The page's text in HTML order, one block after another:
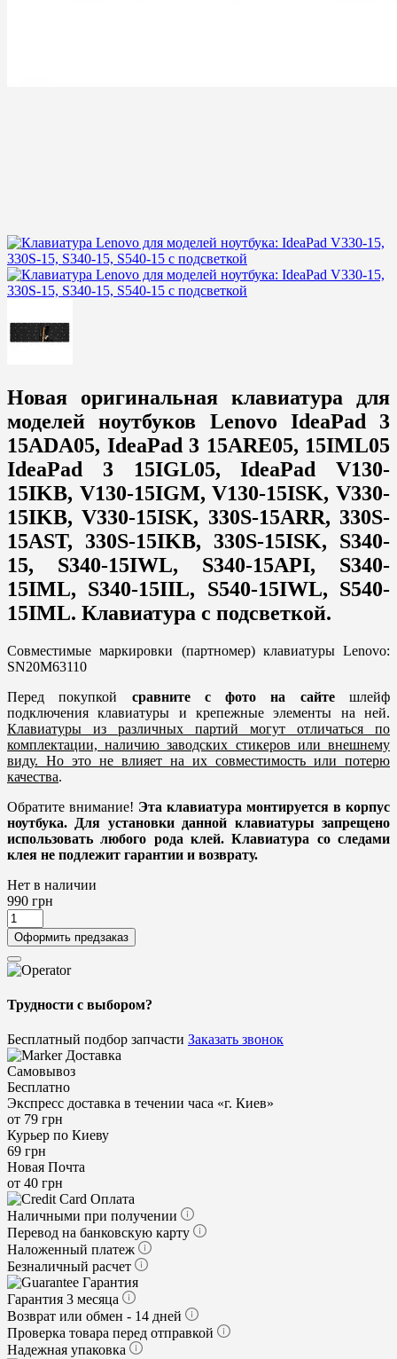
Новая оригинальная клавиатура для
моделей ноутбуков Lenovo IdeaPad 3
15ADA05, IdeaPad 3 15ARE05, 15IML05
IdeaPad 3 15IGL05, IdeaPad V130-
15IKB, V130-15IGM, V130-15ISK, V330-
15IKB, V330-15ISK, 330S-15ARR, 330S-
15AST, 330S-15IKB, 330S-15ISK, S340-
15, S340-15IWL, S340-15API, S340-
15IML, S340-15IIL, S540-15IWL, S540-
15IML. Клавиатура с подсветкой.
Совместимые маркировки (партномер) клавиатуры Lenovo:
SN20M63110
Перед покупкой сравните с фото на сайтешлейф
подключения клавиатуры и крепежные элементы на ней.
Клавиатуры из различных партий могут отличаться по
комплектации, наличию заводских стикеров или внешнему
виду. Но это не влияет на их совместимость или потерю
качества.
Обратите внимание! Эта клавиатура монтируется в корпус
ноутбука. Для установки данной клавиатуры запрещено
использовать любого рода клей. Клавиатура со следами
клея не подлежит гарантии и возврату.
Нет в наличии
990 грн
Оформить предзаказ
Трудности с выбором?
Бесплатный подбор запчасти Заказать звонок
Доставка
Самовывоз
Бесплатно
Экспресс доставка в течении часа «г. Киев»
от 79 грн
Курьер по Киеву
69 грн
Новая Почта
от 40 грн
Оплата
Наличными при получении
Перевод на банковскую карту
Наложенный платеж
Безналичный расчет
Гарантия
Гарантия 3 месяца
Возврат или обмен - 14 дней
Проверка товара перед отправкой
Надежная упаковка